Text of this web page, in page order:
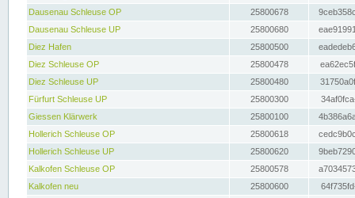
Dausenau Schleuse OP
25800678
Dausenau Schleuse UP
25800680
Diez Hafen
25800500
Diez Schleuse OP
25800478
Diez Schleuse UP
25800480
Fürfurt Schleuse UP
25800300
Giessen Klärwerk
25800100
Hollerich Schleuse OP
25800618
Hollerich Schleuse UP
25800620
Kalkofen Schleuse OP
25800578
Kalkofen neu
25800600